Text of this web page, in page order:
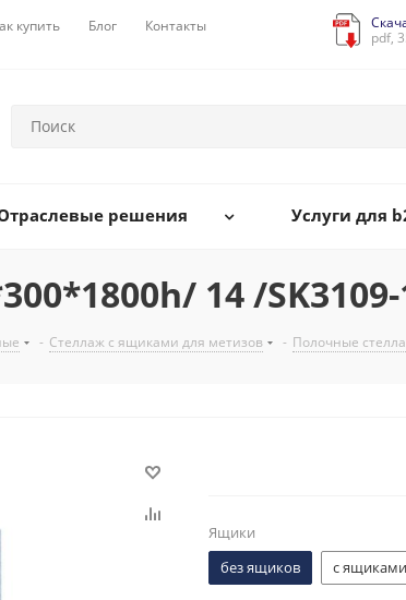
купить Блог Контакты
pdf,
решения Услуги для
14 /
- Стеллаж с ящиками для метизов - Полочные
Ящики
без ящиков
с ящиками